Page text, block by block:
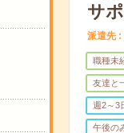
サポ
派遣先
職種未
友達と
週2～3
午後の